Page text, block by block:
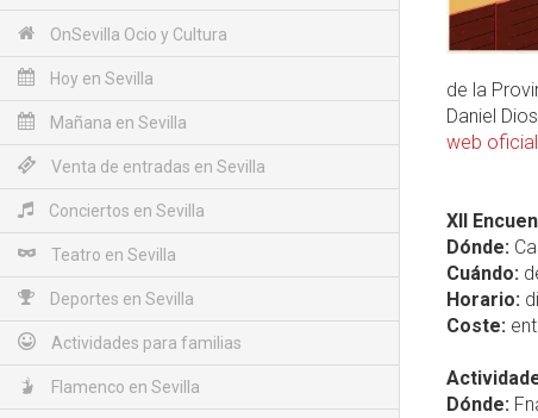
OnSevilla Ocio y Cultura
Hoy en Sevilla
Mañana en Sevilla
Venta de entradas en Sevilla
Conciertos en Sevilla
Teatro en Sevilla
Deportes en Sevilla
Actividades para familias
Flamenco en Sevilla
de la
Daniel
web oficial
XII
Dónde:
Cuándo:
Horario:
Coste:
Dónde: